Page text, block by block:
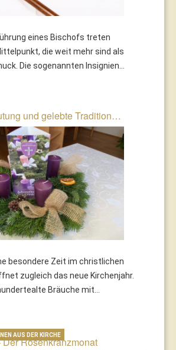
eines Bischofs treten
die weit mehr sind als
Die sogenannten Insignien...
und gelebte Tradition…
besondere Zeit im christlichen
zugleich das neue Kirchenjahr.
Bräuche mit...
Der Rosenkranzmonat
AUS DER KIRCHE